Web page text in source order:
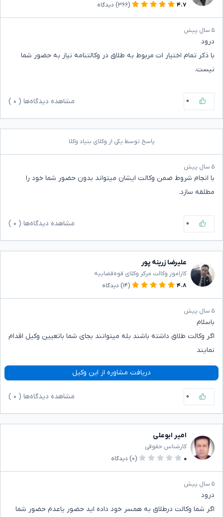
۴.۷
(۳۶۶) دیدگاه
۵ سال پیش
درود
با ذکر تمام اختیار ات مربوط به طلاق در وکالتنامه نیاز به حضور شما
نیست.
۰ مشاهده دیدگاه‌ها ( ۰
پاسخ توسط یکی از وکلای بنیاد وکلا
۵ سال پیش
با انجام شروط ضمن وکالت ایشان میتواند بدون حضور شما خود را
مطلقه سازد.
۰ مشاهده دیدگاه‌ها ( ۰
علیرضا زرینه پور
کاراموز وکالت مرکز وکلای قوه‌قضاییه
۴.۸
(۱۴) دیدگاه
۵ سال پیش
باسلام
اگر وکالت طلاق داشته باشند بله میتوانند بجای شما باتعیین وکیل اقدام
نمایند
دریافت مشاوره از این وکیل
۰ مشاهده دیدگاه‌ها ( ۰
امیر ابوعلی
کارشناس حقوقی
۰
(۰) دیدگاه
۵ سال پیش
درود
اگر شما وکالت درطلاق به همسر خود داده اید حضور یاعدم حضور شما